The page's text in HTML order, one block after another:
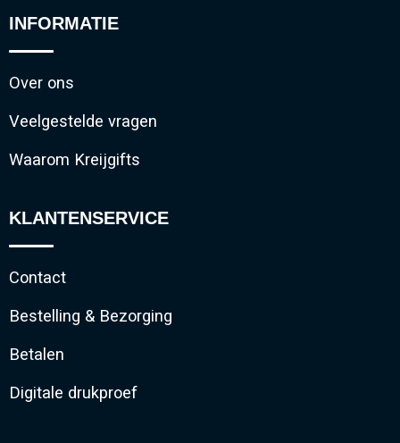
INFORMATIE
Over ons
Veelgestelde vragen
Waarom Kreijgifts
KLANTENSERVICE
Contact
Bestelling & Bezorging
Betalen
Digitale drukproef